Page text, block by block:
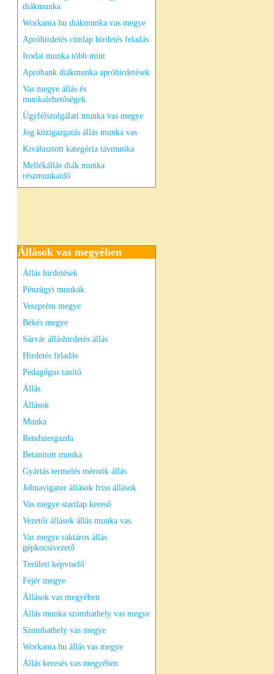
diákmunka
Workania hu diákmunka vas megye
Apróhirdetés címlap hirdetés feladás
Irodai munka több mint
Apróbank diákmunka apróhirdetések
Vas megye állás és
munkalehetőségek
Ügyfélszolgálati munka vas megye
Jog közigazgatás állás munka vas
Kiválasztott kategória távmunka
Mellékállás diák munka
részmunkaidő
Állások vas megyében
Állás hirdetések
Pénzügyi munkák
Veszprém megye
Békés megye
Sárvár álláshirdetés állás
Hirdetés feladás
Pedagógus tanító
Állás
Állások
Munka
Rendszergazda
Betanitott munka
Gyártás termelés mérnök állás
Jobnavigator állások friss állások
Vas megye startlap kereső
Vezetői állások állás munka vas
Vas megye raktáros állás
gépkocsivezető
Területi képviselő
Fejér megye
Állások vas megyében
Állás munka szombathely vas megye
Szombathely vas megye
Workania hu állás vas megye
Állás keresés vas megyében